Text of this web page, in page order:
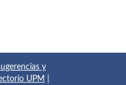
y
UPM